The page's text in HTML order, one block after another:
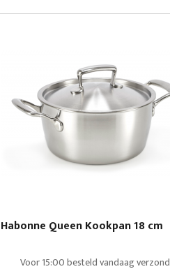
Habonne Queen Kookpan 18 cm
Voor 15:00 besteld vandaag